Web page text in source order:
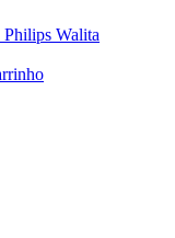
Philips Walita